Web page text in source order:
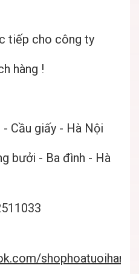
tiếp cho công ty
hàng !
Cầu giấy - Hà Nội
bưởi - Ba đình - Hà